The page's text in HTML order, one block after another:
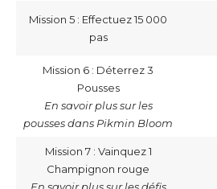
Mission 5 : Effectuez 15 000
pas
Mission 6 : Déterrez 3
Pousses
En savoir plus sur les
pousses dans Pikmin Bloom
Mission 7 : Vainquez 1
Champignon rouge
En savoir plus sur les défis